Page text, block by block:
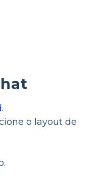
.
o layout de